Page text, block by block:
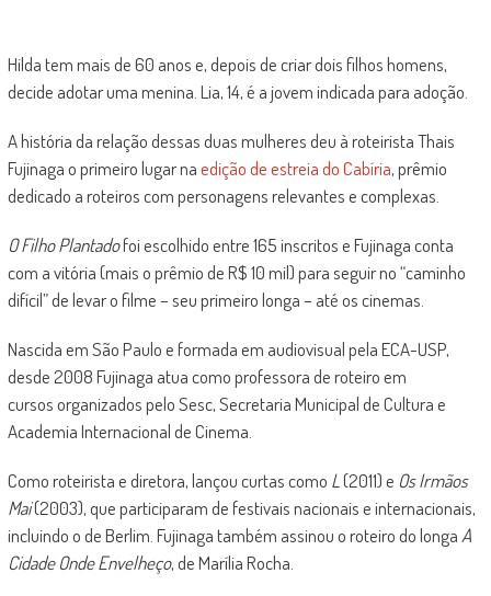
Hilda tem mais de 60 anos e, depois de criar dois filhos homens,
decide adotar uma menina. Lia, 14, é a jovem indicada para adoção.
A história da relação dessas duas mulheres deu à roteirista Thais
Fujinaga o primeiro lugar naedição de estreia do Cabíria, prêmio
dedicado a roteiros com personagens relevantes e complexas.
O Filho Plantadofoi escolhido entre 165 inscritos e Fujinaga conta
com a vitória (mais o prêmio de R$ 10 mil) para seguir no “caminho
difícil” de levar o filme – seu primeiro longa – até os cinemas.
Nascida em São Paulo e formada em audiovisual pela ECA-USP,
desde 2008 Fujinaga atua como professora de roteiro em
cursos organizados pelo Sesc, Secretaria Municipal de Cultura e
Academia Internacional de Cinema.
Como roteirista e diretora, lançou curtas como L (2011) e Os Irmãos
Mai(2003), que participaram de festivais nacionais e internacionais,
incluindo o de Berlim. Fujinaga também assinou o roteiro do longa A
Cidade Onde Envelheço, de Marília Rocha.